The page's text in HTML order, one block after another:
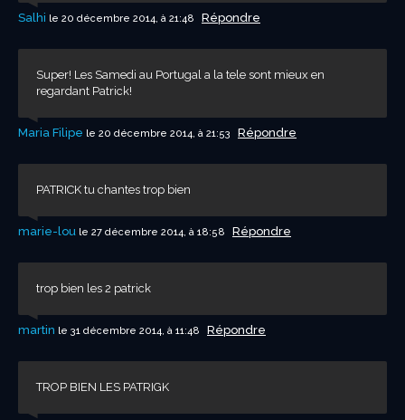
Salhi le 20 décembre 2014, à 21:48 Répondre
Super! Les Samedi au Portugal a la tele sont mieux en
regardant Patrick!
Maria Filipe le 20 décembre 2014, à 21:53 Répondre
PATRICK tu chantes trop bien
marie-lou le 27 décembre 2014, à 18:58 Répondre
trop bien les 2 patrick
martin le 31 décembre 2014, à 11:48 Répondre
TROP BIEN LES PATRIGK